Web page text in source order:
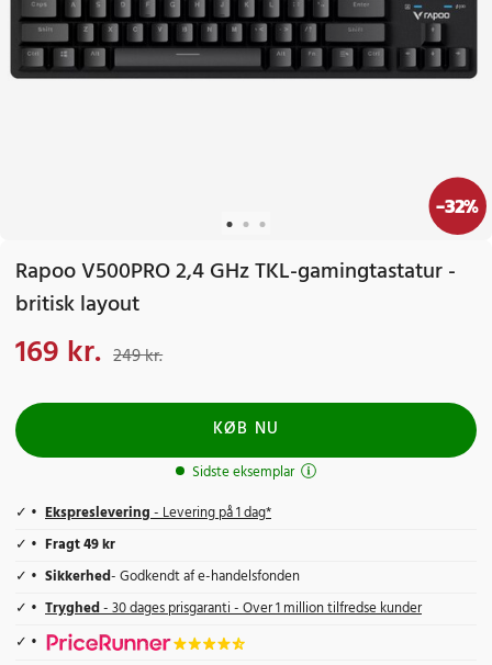
-32%
Rapoo V500PRO 2,4 GHz TKL-gamingtastatur -
britisk layout
Nuværende pris
169 kr. 249 kr.
KØB NU
Sidste eksemplar
Ekspreslevering- Levering på 1 dag*
Fragt 49 kr
Sikkerhed- Godkendt af e-handelsfonden
Tryghed- 30 dages prisgaranti - Over 1 million tilfredse kunder